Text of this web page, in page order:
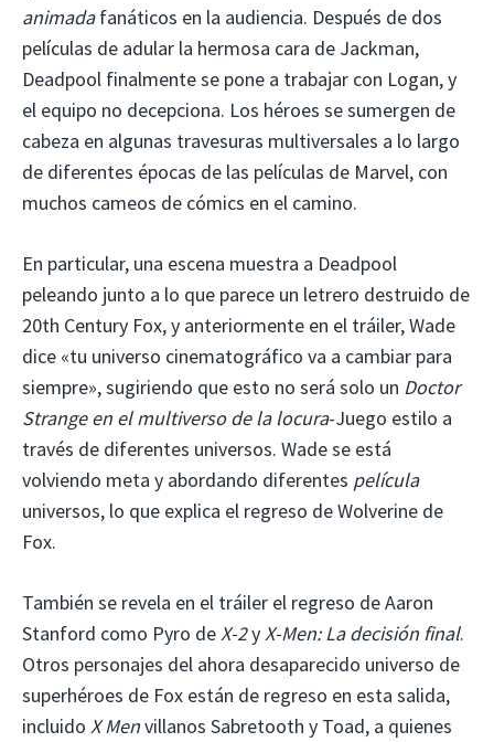
animadafanáticos en la audiencia. Después de dos
películas de adular la hermosa cara de Jackman,
Deadpool finalmente se pone a trabajar con Logan, y
el equipo no decepciona. Los héroes se sumergen de
cabeza en algunas travesuras multiversales a lo largo
de diferentes épocas de las películas de Marvel, con
muchos cameos de cómics en el camino.
En particular, una escena muestra a Deadpool
peleando junto a lo que parece un letrero destruido de
20th Century Fox, y anteriormente en el tráiler, Wade
dice «tu universo cinematográfico va a cambiar para
siempre», sugiriendo que esto no será solo un Doctor
Strange en el multiverso de la locura-Juego estilo a
través de diferentes universos. Wade se está
volviendo meta y abordando diferentes película
universos, lo que explica el regreso de Wolverine de
Fox.
También se revela en el tráiler el regreso de Aaron
Stanford como Pyro deX-2yX-Men: La decisión final.
Otros personajes del ahora desaparecido universo de
superhéroes de Fox están de regreso en esta salida,
incluido X Menvillanos Sabretooth y Toad, a quienes